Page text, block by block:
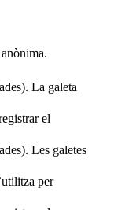
La galeta
el
Les galetes
per